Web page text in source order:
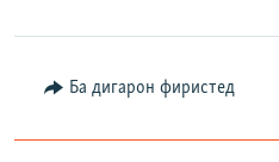
Ба дигарон фиристед